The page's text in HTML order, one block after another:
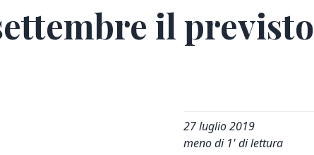
il previsto
27 luglio 2019
meno di 1' di lettura